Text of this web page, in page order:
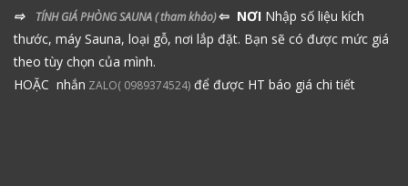
⇨ TÍNH GIÁ PHÒNG SAUNA( tham khảo)⇦ NƠI Nhập số liệu kích
thước, máy Sauna, loại gỗ, nơi lắp đặt. Bạn sẽ có được mức giá
theo tùy chọn của mình.
HOẶC nhắn ZALO( 0989374524) để được HT báo giá chi tiết